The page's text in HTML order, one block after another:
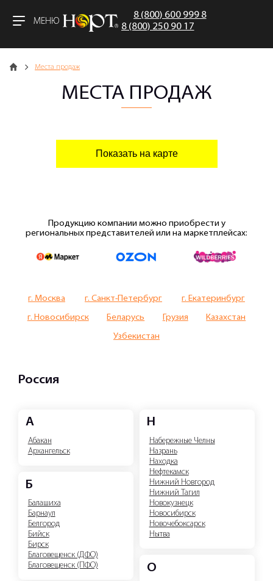
МЕНЮ
8 (800) 600 999 8
8 (800) 250 90 17
Главная Места продаж
МЕСТА ПРОДАЖ
Показать на карте
Продукцию компании можно приобрести у
региональных представителей или на маркетплейсах:
г. Москва г. Санкт-Петербург г. Екатеринбург
г. Новосибирск Беларусь Грузия Казахстан
Узбекистан
Россия
А
Абакан
Архангельск
Б
Балашиха
Барнаул
Белгород
Бийск
Бирск
Благовещенск (ДФО)
Благовещенск (ПФО)
Н
Набережные Челны
Назрань
Находка
Нефтекамск
Нижний Новгород
Нижний Тагил
Новокузнецк
Новосибирск
Новочебоксарск
Нытва
О